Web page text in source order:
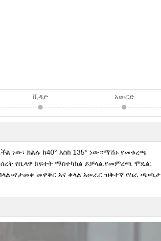
ቪዲዮ አውርድ
ነው፣ ክልሉ ከ40° እስከ 135° ነው።ማሽኑ የመቁረጫ
የቢላዋ ክፍተት ማስተካከል ይቻላል.የመምረጫ ሞዴል:
መዋቅር እና ቀላል አሠራር.ዝቅተኛ የስራ ጫጫታ